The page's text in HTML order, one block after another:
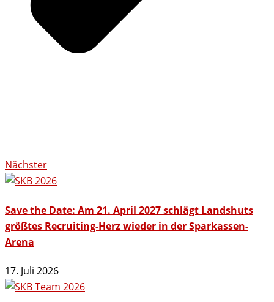
Nächster
Save the Date: Am 21. April 2027 schlägt Landshuts
größtes Recruiting-Herz wieder in der Sparkassen-
Arena
17. Juli 2026